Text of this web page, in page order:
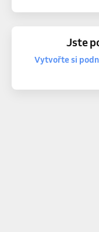
Jste
Vytvořte si